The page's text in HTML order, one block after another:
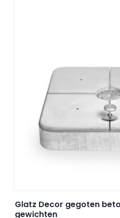
Beschermhoezen
Verlichting
Glatz Vita Collectie
Glatz stofstalen collectie
Glatz Decor gegoten
gewichten